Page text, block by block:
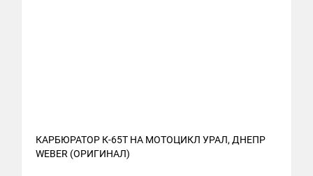
КАРБЮРАТОР К-65Т НА МОТОЦИКЛ УРАЛ, ДНЕПР
WEBER (ОРИГИНАЛ)